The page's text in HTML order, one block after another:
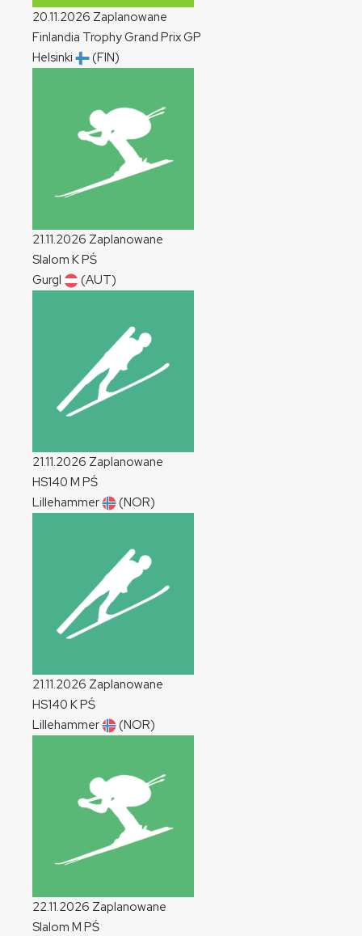
20.11.2026 Zaplanowane
Finlandia Trophy Grand PrixGP
Helsinki
(FIN)
21.11.2026 Zaplanowane
Slalom KPŚ
Gurgl
(AUT)
21.11.2026 Zaplanowane
HS140 M PŚ
Lillehammer
(NOR)
21.11.2026 Zaplanowane
HS140 KPŚ
Lillehammer
(NOR)
22.11.2026 Zaplanowane
Slalom M PŚ